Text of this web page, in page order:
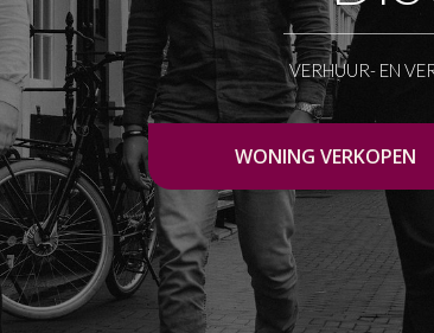
VERHUUR- EN
WONING VERKOPEN